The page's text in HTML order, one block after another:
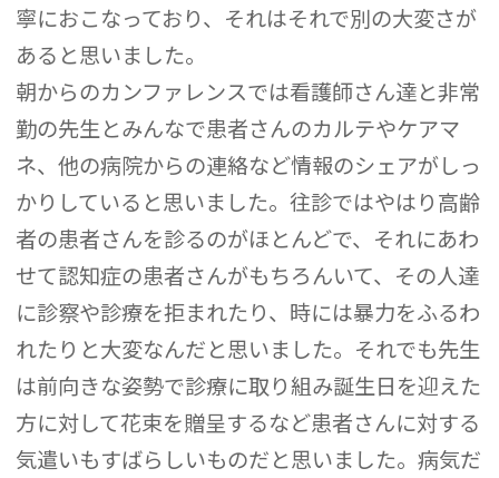
寧におこなっており、それはそれで別の大変さが
あると思いました。
朝からのカンファレンスでは看護師さん達と非常
勤の先生とみんなで患者さんのカルテやケアマ
ネ、他の病院からの連絡など情報のシェアがしっ
かりしていると思いました。往診ではやはり高齢
者の患者さんを診るのがほとんどで、それにあわ
せて認知症の患者さんがもちろんいて、その人達
に診察や診療を拒まれたり、時には暴力をふるわ
れたりと大変なんだと思いました。それでも先生
は前向きな姿勢で診療に取り組み誕生日を迎えた
方に対して花束を贈呈するなど患者さんに対する
気遣いもすばらしいものだと思いました。病気だ